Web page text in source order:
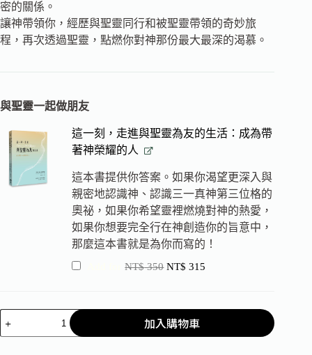
密的關係。
讓神帶領你，經歷與聖靈同行和被聖靈帶領的奇妙旅
程，再次透過聖靈，點燃你對神那份最大最深的渴慕。
與聖靈一起做朋友
這一刻，走進與聖靈為友的生活：成為帶
著神榮耀的人
這本書提供你答案。如果你渴望更深入與
親密地認識神、認識三一真神第三位格的
奧祕，如果你希望靈裡燃燒對神的熱愛，
如果你想要完全行在神創造你的旨意中，
那麼這本書就是為你而寫的！
NT$350 NT$ 315
加入購物車